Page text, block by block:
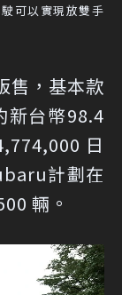
可以實現放雙手
售，基本款
新台幣98.4
日
計劃在
輛。